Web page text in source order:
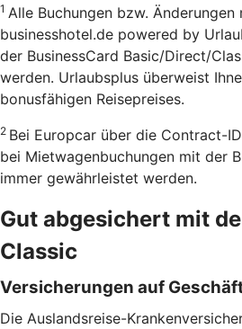
1 Alle Buchungen bzw.
businesshotel.de powered by
der BusinessCard Basic/Direct/
werden. Urlaubsplus überweist
bonusfähigen Reisepreises.
2 Bei Europcar über die Contract-
bei Mietwagenbuchungen mit der
immer gewährleistet werden.
Gut abgesichert mit
Classic
Versicherungen auf
Die Auslandsreise-